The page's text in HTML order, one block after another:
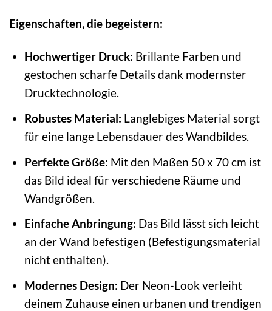
Eigenschaften, die begeistern:
Hochwertiger Druck: Brillante Farben und
gestochen scharfe Details dank modernster
Drucktechnologie.
Robustes Material: Langlebiges Material sorgt
für eine lange Lebensdauer des Wandbildes.
Perfekte Größe: Mit den Maßen 50 x 70 cm ist
das Bild ideal für verschiedene Räume und
Wandgrößen.
Einfache Anbringung: Das Bild lässt sich leicht
an der Wand befestigen (Befestigungsmaterial
nicht enthalten).
Modernes Design: Der Neon-Look verleiht
deinem Zuhause einen urbanen und trendigen